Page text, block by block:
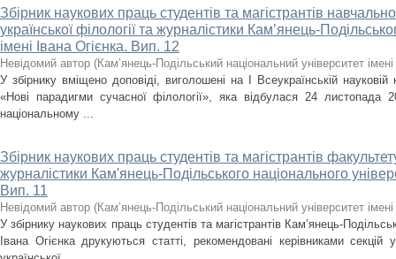
Збірник наукових праць студентів та магістрантів
української філології та журналістики Кам’янець-
імені Івана Огієнка. Вип. 12
Невідомий автор (Кам’янець-Подільський національний університет
У збірнику вміщено доповіді, виголошені на І Всеукраїнській науковій
«Нові парадигми сучасної філології», яка відбулася 24 листопада
національному ...
Збірник наукових праць студентів та магістрантів
журналістики Кам'янець-Подільського національного
Вип. 11
Невідомий автор (Кам’янець-Подільський національний університет
У збірнику наукових праць студентів та магістрантів Кам’янець-
Івана Огієнка друкуються статті, рекомендовані керівниками секцій